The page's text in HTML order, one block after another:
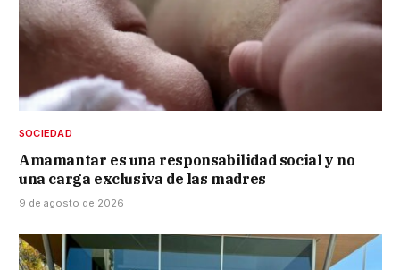
SOCIEDAD
Amamantar es una responsabilidad social y no
una carga exclusiva de las madres
9 de agosto de 2026